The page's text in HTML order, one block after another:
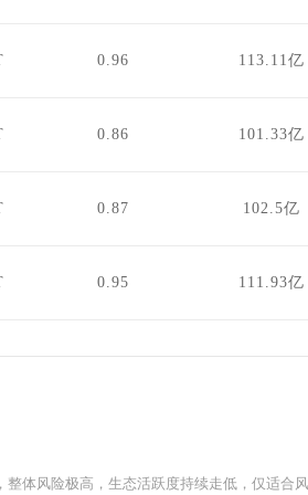
0.96 113.11亿
0.86 101.33亿
0.87 102.5亿
0.95 111.93亿
整体风险极高，生态活跃度持续走低，仅适合